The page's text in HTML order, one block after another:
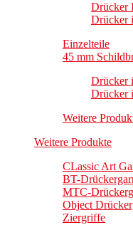
Drücker
Drücker
Einzelteile
45 mm
Drücker
Drücker
Weitere
Weitere Produkte
CLassic Art
BT-
MTC-
Object
Ziergriffe